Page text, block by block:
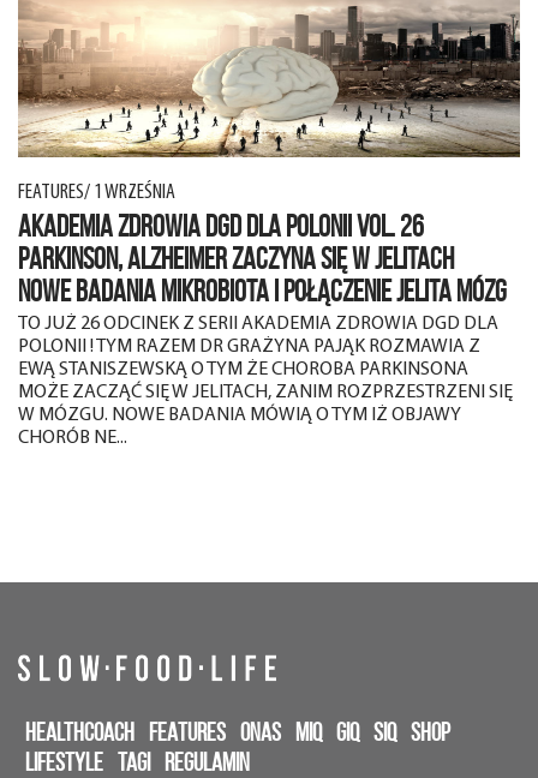
FEATURES/ 1 WRZEŚNIA
AKADEMIA ZDROWIA DGD DLA POLONII VOL. 26
PARKINSON, ALZHEIMER ZACZYNA SIĘ W JELITACH
NOWE BADANIA MIKROBIOTA I POŁĄCZENIE JELITA MÓZG
TO JUŻ 26 ODCINEK Z SERII AKADEMIA ZDROWIA DGD DLA
POLONII ! TYM RAZEM DR GRAŻYNA PAJĄK ROZMAWIA Z
EWĄ STANISZEWSKĄ O TYM ŻE CHOROBA PARKINSONA
MOŻE ZACZĄĆ SIĘ W JELITACH, ZANIM ROZPRZESTRZENI SIĘ
W MÓZGU. NOWE BADANIA MÓWIĄ O TYM IŻ OBJAWY
CHORÓB NE...
HEALTHCOACH FEATURES ONAS MIQ GIQ SIQ SHOP
LIFESTYLE TAGI REGULAMIN